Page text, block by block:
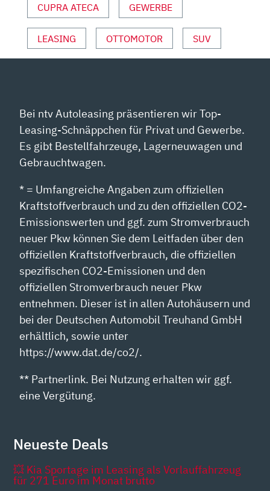
YOUTUBE
ANZEIGEN
CUPRA ATECA GEWERBE
LEASING OTTOMOTOR SUV
Bei ntv Autoleasing präsentieren wir Top-
Leasing-Schnäppchen für Privat und Gewerbe.
Es gibt Bestellfahrzeuge, Lagerneuwagen und
Gebrauchtwagen.
* = Umfangreiche Angaben zum offiziellen
Kraftstoffverbrauch und zu den offiziellen CO2-
Emissionswerten und ggf. zum Stromverbrauch
neuer Pkw können Sie dem Leitfaden über den
offiziellen Kraftstoffverbrauch, die offiziellen
spezifischen CO2-Emissionen und den
offiziellen Stromverbrauch neuer Pkw
entnehmen. Dieser ist in allen Autohäusern und
bei der Deutschen Automobil Treuhand GmbH
erhältlich, sowie unter
https://www.dat.de/co2/.
** Partnerlink. Bei Nutzung erhalten wir ggf.
eine Vergütung.
Neueste Deals
💥 Kia Sportage im Leasing als Vorlauffahrzeug
für 271 Euro im Monat brutto